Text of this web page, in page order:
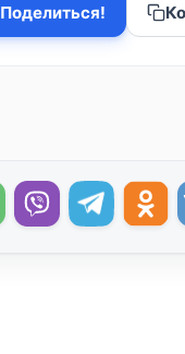
Поделиться!